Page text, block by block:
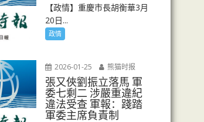
【政情】重慶市長胡衡華3月
20日...
政情
2026-01-25 熊猫时报
張又俠劉振立落馬 軍
委七剩二 涉嚴重違紀
違法受查 軍報：踐踏
軍委主席負責制